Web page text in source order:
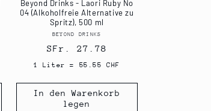
Beyond Drinks - Laori Ruby No
04 (Alkoholfreie Alternative zu
Spritz), 500 ml
Anbieter:
BEYOND DRINKS
Normaler
Preis
SFr. 27.78
1 Liter = 55.55 CHF
In den Warenkorb
legen